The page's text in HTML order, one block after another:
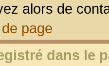
alors de
page
dans le